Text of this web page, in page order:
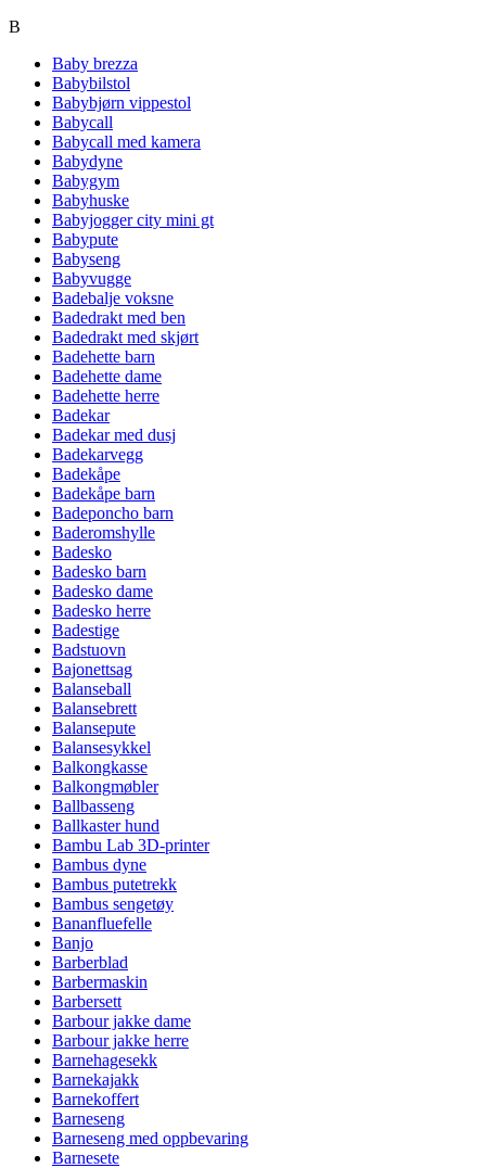
B
Baby brezza
Babybilstol
Babybjørn vippestol
Babycall
Babycall med kamera
Babydyne
Babygym
Babyhuske
Babyjogger city mini gt
Babypute
Babyseng
Babyvugge
Badebalje voksne
Badedrakt med ben
Badedrakt med skjørt
Badehette barn
Badehette dame
Badehette herre
Badekar
Badekar med dusj
Badekarvegg
Badekåpe
Badekåpe barn
Badeponcho barn
Baderomshylle
Badesko
Badesko barn
Badesko dame
Badesko herre
Badestige
Badstuovn
Bajonettsag
Balanseball
Balansebrett
Balansepute
Balansesykkel
Balkongkasse
Balkongmøbler
Ballbasseng
Ballkaster hund
Bambu Lab 3D-printer
Bambus dyne
Bambus putetrekk
Bambus sengetøy
Bananfluefelle
Banjo
Barberblad
Barbermaskin
Barbersett
Barbour jakke dame
Barbour jakke herre
Barnehagesekk
Barnekajakk
Barnekoffert
Barneseng
Barneseng med oppbevaring
Barnesete